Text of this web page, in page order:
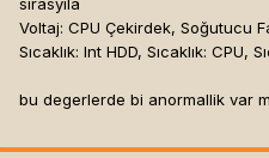
sırasyıla
Voltaj: CPU Çekirdek, Soğutucu
Sıcaklık: Int HDD, Sıcaklık: CPU,
bu degerlerde bi anormallik var